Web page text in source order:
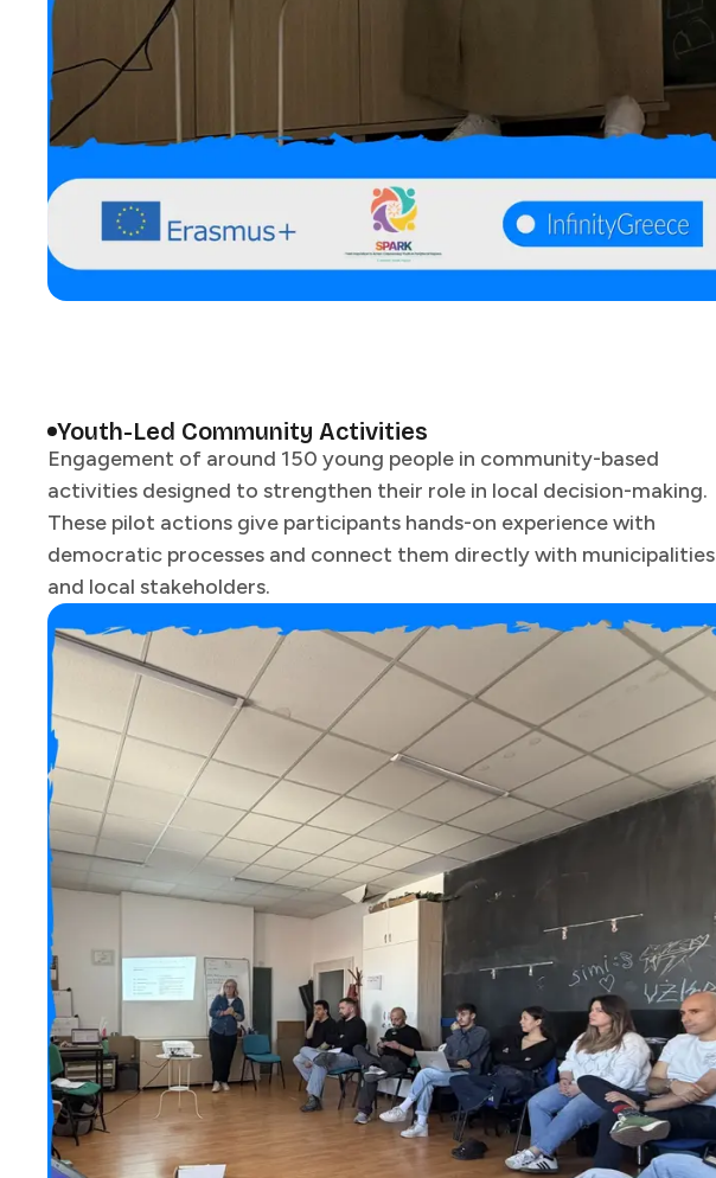
Youth-Led Community Activities​​​​‌ ‍ ​‍​‍‌‍ ‌ ​‍‌‍‍‌‌‍‌ ‌‍‍‌‌‍ ‍​‍​‍​ ‍‍​‍​‍‌ ​ ‌‍​‌‌‍ ‍‌‍‍‌‌ ‌​‌ ‍‌​‍ ‍‌‍‍‌‌‍ ​‍​‍​‍ ​​‍​‍‌‍‍​‌ ​‍‌‍‌‌‌‍‌‍​‍​‍​ ‍‍​‍​‍​‍ ‌ ​ ‌ ‌​‌ ‌‌‌‍‌​‌‍‍‌‌‍ ​‍ ‌‍‍‌‌‍ ‍‌ ‌​‌‍‌‌‌‍ ‍‌ ‌​​‍ ‌‍‌‌‌‍‌​‌‍‍‌‌ ‌​​‍ ‌‍ ‌‌‍ ‌‍‌​‌‍‌‌​ ‌‌ ​​‌ ​‍‌‍‌‌‌ ​ ‌‍‌‌‌‍ ‍‌ ‌​‌‍​‌‌ ‌​‌‍‍‌‌‍ ‌‍ ‍​ ‍ ‌‍‍‌‌‍‌​​ ‌​ ​‍​ ​ ​ ‍‌‌‍​‌‌‍‌‍​ ​ ​ ‍‌‌‍‌​​‍ ‌​ ​‌‌‍​ ​ ‌‌‌‍​‌​‍ ‌​ ‌​​ ​​‌‍​‌‌‍​‍​‍ ‌​ ‍​​ ‌​​ ​‍​ ‌ ​‍ ‌​ ​​​ ​‌​ ‌​​ ‌‍​ ​‌​ ​‌​ ​ ​ ​‍‌‍​‍​ ‍‌​ ‌‌‌‍​‍​ ‍ ‌ ‌​‌ ‍‌‌ ​​‌‍‌‌​ ‌‌ ​​‌ ​‍‌‍ ‌‍‍‍‌‍‌‌‌‍​ ‌ ‌​​ ‍ ‌ ​​‌‍​‌‌ ‌​‌‍‍​​ ‌‌‍‍ ‌‍‌‌‌ ‍‌‌​​‌‌‍​ ‌ ‌​‌‍‍‌‌ ‌‍‌‍‍‌‌ ‌​‌‍‍‌‌‍‌‌‌ ​ ​‍‌‌​ ‌‌‌​​‍‌‌ ‌‍‍ ‌‍‌‌‌ ‍‌​‍‌‌​ ​ ‌​‌​​‍‌‌​ ​ ‌​‌​​‍‌‌​ ​‍​ ​‍​ ‌​​ ​‌​ ‌​​ ​‍‌‍​‍​ ‌​​ ​‍​ ‍​‌‍‌​‌‍​‌‌‍​‍​ ​‍​‍‌‌​ ​‍​ ​‍​‍‌‌​ ‌‌‌​‌​​‍ ‍‌ ‌​‌‍‍‌‌ ‌​‌‍ ​‌‍‌‌​ ‌‍​‍‌‍​‌‌ ​ ‌‍‌‌‌‌‌‌‌ ​‍‌‍ ​​ ‌​‍‌‌​ ​‍‌​‌‍‌ ​ ‌ ‌​‌ ‌‌‌‍‌​‌‍‍‌‌‍ ​‍‌‍‌‍‍‌‌‍‌​​ ‌​ ​‍​ ​ ​ ‍‌‌‍​‌‌‍‌‍​ ​ ​ ‍‌‌‍‌​​‍ ‌​ ​‌‌‍​ ​ ‌‌‌‍​‌​‍ ‌​ ‌​​ ​​‌‍​‌‌‍​‍​‍ ‌​ ‍​​ ‌​​ ​‍​ ‌ ​‍ ‌​ ​​​ ​‌​ ‌​​ ‌‍​ ​‌​ ​‌​ ​ ​ ​‍‌‍​‍​ ‍‌​ ‌‌‌‍​‍​‍‌‍‌ ‌​‌ ‍‌‌ ​​‌‍‌‌​ ‌‌ ​​‌ ​‍‌‍ ‌‍‍‍‌‍‌‌‌‍​ ‌ ‌​​‍‌‍‌ ​​‌‍​‌‌ ‌​‌‍‍​​ ‌‌‍‍ ‌‍‌‌‌ ‍‌‌​​‌‌‍​ ‌ ‌​‌‍‍‌‌ ‌‍‌‍‍‌‌ ‌​‌‍‍‌‌‍‌‌‌ ​ ​‍‌‌​ ‌‌‌​​‍‌‌ ‌‍‍ ‌‍‌‌‌ ‍‌​‍‌‌​ ​ ‌​‌​​‍‌‌​ ​ ‌​‌​​‍‌‌​ ​‍​ ​‍​ ‌​​ ​‌​ ‌​​ ​‍‌‍​‍​ ‌​​ ​‍​ ‍​‌‍‌​‌‍​‌‌‍​‍​ ​‍​‍‌‌​ ​‍​ ​‍​‍‌‌​ ‌‌‌​‌​​‍ ‍‌ ‌​‌‍‍‌‌ ‌​‌‍ ​‌‍‌‌​‍‌‍‌ ​​‌‍‌‌‌ ​‍‌ ​ ‌ ​​‌‍‌‌‌‍​ ‌ ‌​‌‍‍‌‌ ‌‍‌‍‌‌​ ‌‌ ​​‌ ‌‌‌‍​‍‌‍ ​‌‍‍‌‌ ​ ‌‍‍​‌‍‌‌‌‍‌​​‍​‍‌ ‌
Engagement of around 150 young people in community-based
activities designed to strengthen their role in local decision-making.
These pilot actions give participants hands-on experience with
democratic processes and connect them directly with municipalities
and local stakeholders.​​​​‌ ‍ ​‍​‍‌‍ ‌ ​‍‌‍‍‌‌‍‌ ‌‍‍‌‌‍ ‍​‍​‍​ ‍‍​‍​‍‌ ​ ‌‍​‌‌‍ ‍‌‍‍‌‌ ‌​‌ ‍‌​‍ ‍‌‍‍‌‌‍ ​‍​‍​‍ ​​‍​‍‌‍‍​‌ ​‍‌‍‌‌‌‍‌‍​‍​‍​ ‍‍​‍​‍​‍ ‌ ​ ‌ ‌​‌ ‌‌‌‍‌​‌‍‍‌‌‍ ​‍ ‌‍‍‌‌‍ ‍‌ ‌​‌‍‌‌‌‍ ‍‌ ‌​​‍ ‌‍‌‌‌‍‌​‌‍‍‌‌ ‌​​‍ ‌‍ ‌‌‍ ‌‍‌​‌‍‌‌​ ‌‌ ​​‌ ​‍‌‍‌‌‌ ​ ‌‍‌‌‌‍ ‍‌ ‌​‌‍​‌‌ ‌​‌‍‍‌‌‍ ‌‍ ‍​ ‍ ‌‍‍‌‌‍‌​​ ‌​ ​‍​ ​ ​ ‍‌‌‍​‌‌‍‌‍​ ​ ​ ‍‌‌‍‌​​‍ ‌​ ​‌‌‍​ ​ ‌‌‌‍​‌​‍ ‌​ ‌​​ ​​‌‍​‌‌‍​‍​‍ ‌​ ‍​​ ‌​​ ​‍​ ‌ ​‍ ‌​ ​​​ ​‌​ ‌​​ ‌‍​ ​‌​ ​‌​ ​ ​ ​‍‌‍​‍​ ‍‌​ ‌‌‌‍​‍​ ‍ ‌ ‌​‌ ‍‌‌ ​​‌‍‌‌​ ‌‌ ​​‌ ​‍‌‍ ‌‍‍‍‌‍‌‌‌‍​ ‌ ‌​​ ‍ ‌ ​​‌‍​‌‌ ‌​‌‍‍​​ ‌‌‍‍ ‌‍‌‌‌ ‍‌‌​​‌‌‍​ ‌ ‌​‌‍‍‌‌ ‌‍‌‍‍‌‌ ‌​‌‍‍‌‌‍‌‌‌ ​ ​‍‌‌​ ‌‌‌​​‍‌‌ ‌‍‍ ‌‍‌‌‌ ‍‌​‍‌‌​ ​ ‌​‌​​‍‌‌​ ​ ‌​‌​​‍‌‌​ ​‍​ ​‍​ ‌​​ ​‌​ ‌​​ ​‍‌‍​‍​ ‌​​ ​‍​ ‍​‌‍‌​‌‍​‌‌‍​‍​ ​‍​‍‌‌​ ​‍​ ​‍​‍‌‌​ ‌‌‌​‌​​‍ ‍‌‍‌​‌‍‌‌‌ ​ ‌‍​ ‌ ​‍‌‍‍‌‌ ​​‌ ‌​‌‍‍‌‌‍ ‌‍ ‍​ ‌‍​‍‌‍​‌‌ ​ ‌‍‌‌‌‌‌‌‌ ​‍‌‍ ​​ ‌​‍‌‌​ ​‍‌​‌‍‌ ​ ‌ ‌​‌ ‌‌‌‍‌​‌‍‍‌‌‍ ​‍‌‍‌‍‍‌‌‍‌​​ ‌​ ​‍​ ​ ​ ‍‌‌‍​‌‌‍‌‍​ ​ ​ ‍‌‌‍‌​​‍ ‌​ ​‌‌‍​ ​ ‌‌‌‍​‌​‍ ‌​ ‌​​ ​​‌‍​‌‌‍​‍​‍ ‌​ ‍​​ ‌​​ ​‍​ ‌ ​‍ ‌​ ​​​ ​‌​ ‌​​ ‌‍​ ​‌​ ​‌​ ​ ​ ​‍‌‍​‍​ ‍‌​ ‌‌‌‍​‍​‍‌‍‌ ‌​‌ ‍‌‌ ​​‌‍‌‌​ ‌‌ ​​‌ ​‍‌‍ ‌‍‍‍‌‍‌‌‌‍​ ‌ ‌​​‍‌‍‌ ​​‌‍​‌‌ ‌​‌‍‍​​ ‌‌‍‍ ‌‍‌‌‌ ‍‌‌​​‌‌‍​ ‌ ‌​‌‍‍‌‌ ‌‍‌‍‍‌‌ ‌​‌‍‍‌‌‍‌‌‌ ​ ​‍‌‌​ ‌‌‌​​‍‌‌ ‌‍‍ ‌‍‌‌‌ ‍‌​‍‌‌​ ​ ‌​‌​​‍‌‌​ ​ ‌​‌​​‍‌‌​ ​‍​ ​‍​ ‌​​ ​‌​ ‌​​ ​‍‌‍​‍​ ‌​​ ​‍​ ‍​‌‍‌​‌‍​‌‌‍​‍​ ​‍​‍‌‌​ ​‍​ ​‍​‍‌‌​ ‌‌‌​‌​​‍ ‍‌‍‌​‌‍‌‌‌ ​ ‌‍​ ‌ ​‍‌‍‍‌‌ ​​‌ ‌​‌‍‍‌‌‍ ‌‍ ‍​‍‌‍‌ ​​‌‍‌‌‌ ​‍‌ ​ ‌ ​​‌‍‌‌‌‍​ ‌ ‌​‌‍‍‌‌ ‌‍‌‍‌‌​ ‌‌ ​​‌ ‌‌‌‍​‍‌‍ ​‌‍‍‌‌ ​ ‌‍‍​‌‍‌‌‌‍‌​​‍​‍‌ ‌